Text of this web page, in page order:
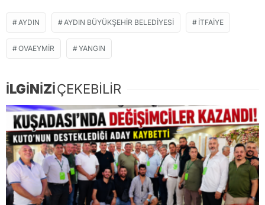
AYDIN AYDIN BÜYÜKŞEHIR BELEDIYESI İTFAIYE
OVAEYMIR YANGIN
İLGİNİZİÇEKEBİLİR